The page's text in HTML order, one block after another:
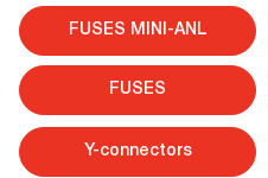
FUSES MINI-ANL
FUSES
Y-connectors